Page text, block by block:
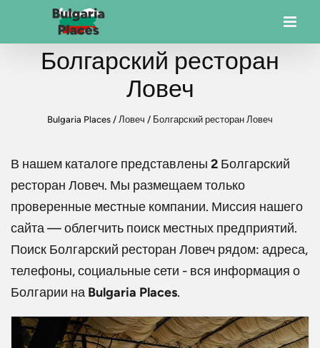
Болгарский ресторан
Ловеч
Bulgaria Places / Ловеч / Болгарский ресторан Ловеч
В нашем каталоге представлены 2 Болгарский
ресторан Ловеч. Мы размещаем только
проверенные местные компании. Миссия нашего
сайта — облегчить поиск местных предприятий.
Поиск Болгарский ресторан Ловеч рядом: адреса,
телефоны, социальные сети - вся информация о
Болгарии на Bulgaria Places.